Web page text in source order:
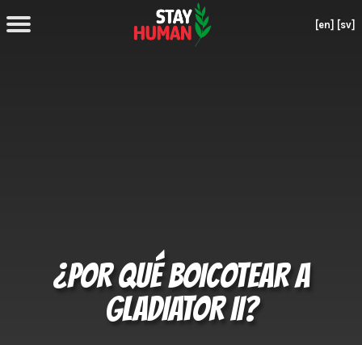
[en] [sv]
¿POR QUÉ BOICOTEAR A
GLADIATOR II?